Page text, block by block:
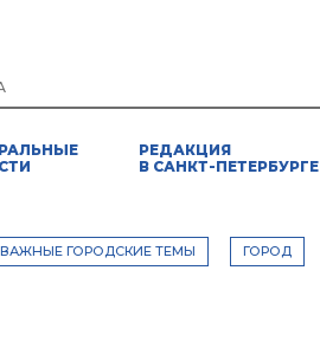
РЕДАКЦИЯ
В САНКТ-ПЕТЕРБУРГЕ
ВАЖНЫЕ ГОРОДСКИЕ ТЕМЫ ГОРОД